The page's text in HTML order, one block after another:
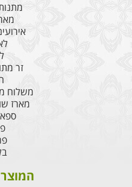
זר
משלוח
מארז
ספא